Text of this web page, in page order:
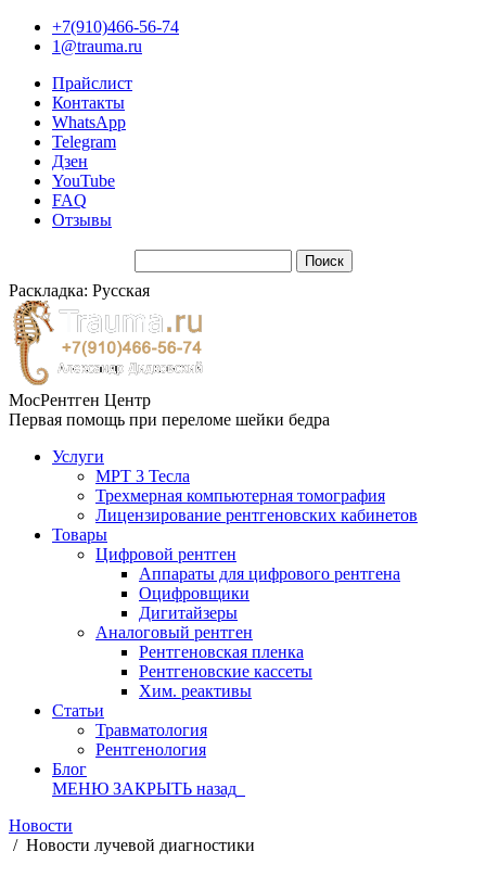
+7(910)466-56-74
1@trauma.ru
Прайслист
Контакты
WhatsApp
Telegram
Дзен
YouTube
FAQ
Отзывы
Раскладка: Русская
МосРентген Центр
Первая помощь при переломе шейки бедра
Услуги
МРТ 3 Тесла
Трехмерная компьютерная томография
Лицензирование рентгеновских кабинетов
Товары
Цифровой рентген
Аппараты для цифрового рентгена
Оцифровщики
Дигитайзеры
Аналоговый рентген
Рентгеновская пленка
Рентгеновские кассеты
Хим. реактивы
Статьи
Травматология
Рентгенология
Блог
МЕНЮ ЗАКРЫТЬ назад
Новости
/ Новости лучевой диагностики